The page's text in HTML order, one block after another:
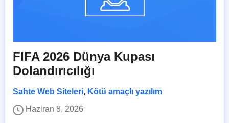
FIFA 2026 Dünya Kupası
Dolandırıcılığı
Sahte Web Siteleri, Kötü amaçlı yazılım
Haziran 8, 2026